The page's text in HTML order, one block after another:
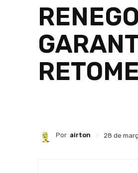
Por airton 28 de